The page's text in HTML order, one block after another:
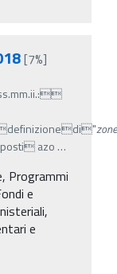
[7%]
zone
azo …
Programmi
e
e